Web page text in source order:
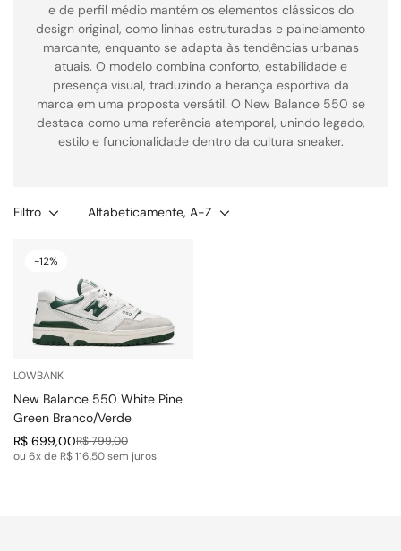
e de perfil médio mantém os elementos clássicos do
design original, como linhas estruturadas e painelamento
marcante, enquanto se adapta às tendências urbanas
atuais. O modelo combina conforto, estabilidade e
presença visual, traduzindo a herança esportiva da
marca em uma proposta versátil. O New Balance 550 se
destaca como uma referência atemporal, unindo legado,
estilo e funcionalidade dentro da cultura sneaker.
Filtro Alfabeticamente, A-Z
-12%
LOWBANK
New Balance 550 White Pine
Green Branco/Verde
Preço
de
R$ 699,00
Preço
regular
R$ 799,00
ou 6x de R$ 116,50 sem juros